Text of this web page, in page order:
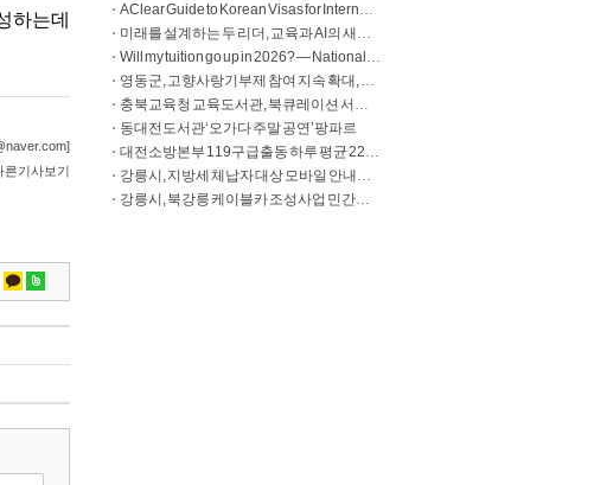
A Clear Guide to Korean Visas for International Students
미래를 설계하는 두 리더, 교육과 AI의 새로운 지평을 열다
Will my tuition go up in 2026? — National universities Source: Will my tuition go up in 2026?
영동군, 고향사랑기부제 참여 지속 확대, 기부 건수 증가 속 제도 안정화
충북교육청 교육도서관, 북큐레이션 서비스 확대 운영
동대전도서관‘오가다 주말 공연’팡파르
대전소방본부 119구급출동 하루 평균 220건, 6분마다 현장으로
강릉시, 지방세 체납자 대상 모바일 안내문 발송
강릉시, 북강릉 케이블카 조성사업 민간사업자 공모